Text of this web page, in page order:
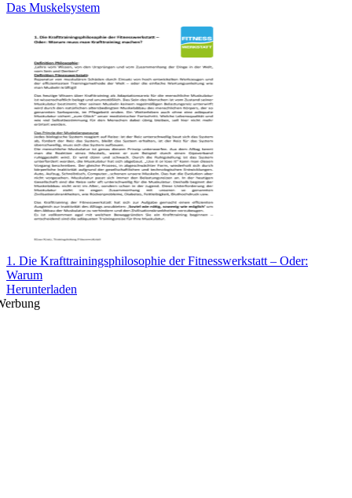
Das Muskelsystem
1. Die Krafttrainingsphilosophie der Fitnesswerkstatt – Oder:
Warum
Herunterladen